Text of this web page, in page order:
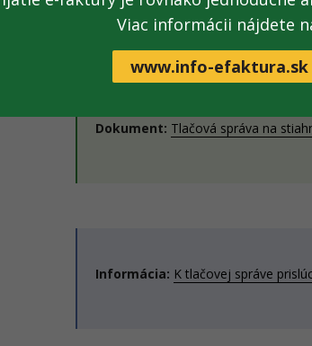
dokonca spôsobiť ujmu na zdraví či
pulty predajní, či iné miesta, kde by k
Dokument: Tlačová správa na
Informácia: K tlačovej správe
Viac informácii nájdete
www.info-efaktura.sk